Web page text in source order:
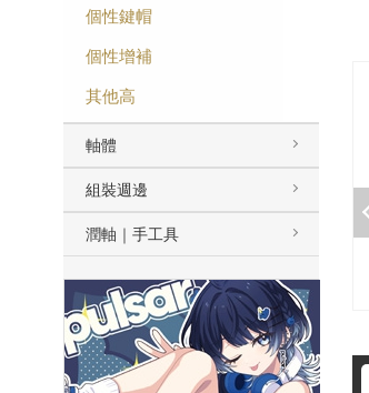
個性鍵帽
個性增補
其他高
軸體
組裝週邊
潤軸｜手工具
加購-剪刀石頭布猜拳鍵帽一盒四
$199
- +